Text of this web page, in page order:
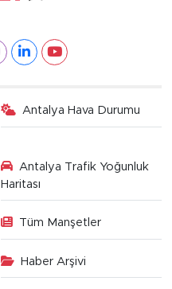
Antalya Hava Durumu
Antalya Trafik Yoğunluk
Haritası
Tüm Manşetler
Haber Arşivi